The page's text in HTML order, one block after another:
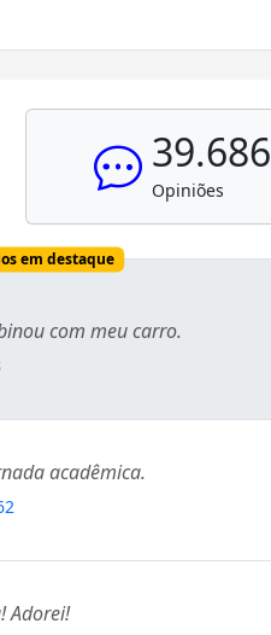
39.686
Opiniões
em destaque
com meu carro.
acadêmica.
Adorei!